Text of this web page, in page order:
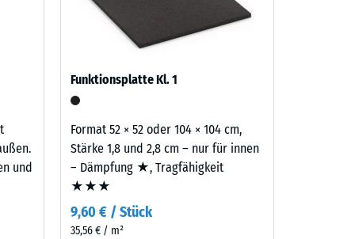
und
Funktionsplatte Kl. 1
Format 52 × 52 oder 104 × 104 cm,
Stärke 1,8 und 2,8 cm – nur für innen
– Dämpfung ★, Tragfähigkeit
★★★
9,60 € / Stück
35,56 € / m²